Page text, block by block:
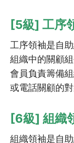
[5級] 工序
工序領袖是自
組織中的關顧
會員負責籌備
或電話關顧的對
[6級] 組織
組織領袖是自